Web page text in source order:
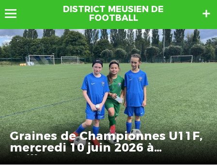
DISTRICT MEUSIEN DE
FOOTBALL
Graines de Championnes U11F,
mercredi 10 juin 2026 à
Heillecourt